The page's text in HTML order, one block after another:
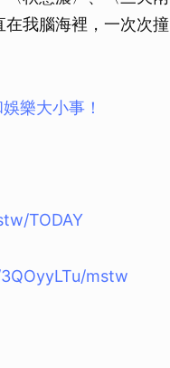
我腦海裡，一次次撞
樂大小事！
TODAY
mstw